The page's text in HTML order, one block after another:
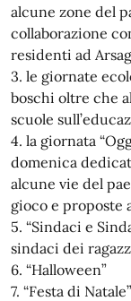
alcune zone del
collaborazione
residenti ad
3. le giornate
boschi oltre che
scuole
4. la giornata
domenica
alcune vie del
gioco e proposte
5. “Sindaci e
sindaci dei
6. “Halloween”
7. “Festa di Natale”